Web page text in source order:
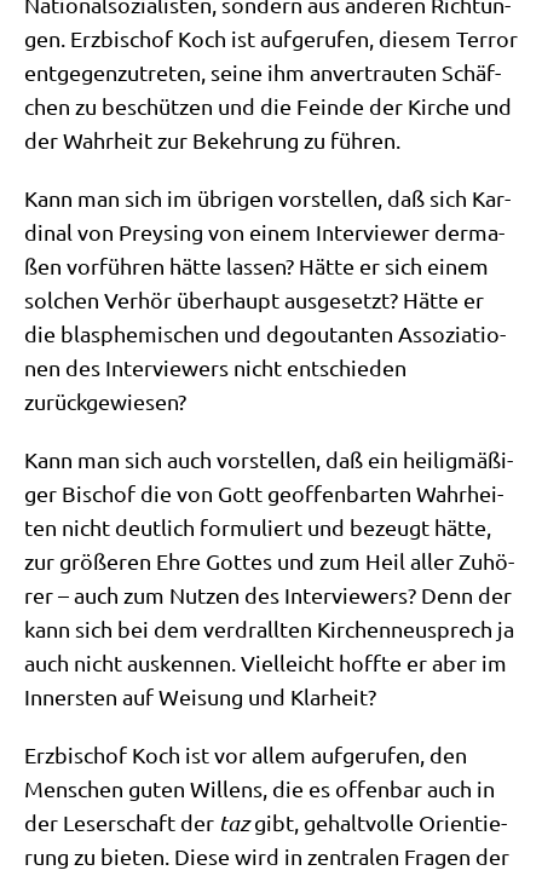
gen. Erz­bi­schof Koch ist auf­ge­ru­fen, die­sem Ter­ror
ent­ge­gen­zu­tre­ten, sei­ne ihm anver­trau­ten Schäf­
chen zu beschüt­zen und die Fein­de der Kir­che und
der Wahr­heit zur Bekeh­rung zu führen.
Kann man sich im übri­gen vor­stel­len, daß sich Kar­
di­nal von Prey­sing von einem Inter­view­er der­ma­
ßen vor­füh­ren hät­te las­sen? Hät­te er sich einem
sol­chen Ver­hör über­haupt aus­ge­setzt? Hät­te er
die blas­phe­mi­schen und degou­tan­ten Asso­zia­tio­
nen des Inter­view­ers nicht ent­schie­den
zurückgewiesen?
Kann man sich auch vor­stel­len, daß ein hei­lig­mä­ßi­
ger Bischof die von Gott geof­fen­bar­ten Wahr­hei­
ten nicht deut­lich for­mu­liert und bezeugt hät­te,
zur grö­ße­ren Ehre Got­tes und zum Heil aller Zuhö­
rer – auch zum Nut­zen des Inter­view­ers? Denn der
kann sich bei dem verdrall­ten Kir­chen­neu­sprech ja
auch nicht aus­ken­nen. Viel­leicht hoff­te er aber im
Inner­sten auf Wei­sung und Klarheit?
Erz­bi­schof Koch ist vor allem auf­ge­ru­fen, den
Men­schen guten Wil­lens, die es offen­bar auch in
der Leser­schaft der tazgibt, gehalt­vol­le Ori­en­tie­
rung zu bie­ten. Die­se wird in zen­tra­len Fra­gen der